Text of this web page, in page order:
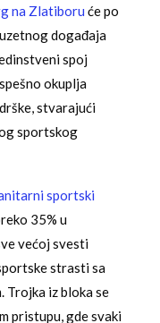
na Zlatiboru će po
događaja
spoj
okuplja
stvarajući
sportskog
sportski
35% u
većoj svesti
strasti sa
Trojka iz bloka se
pristupu, gde svaki